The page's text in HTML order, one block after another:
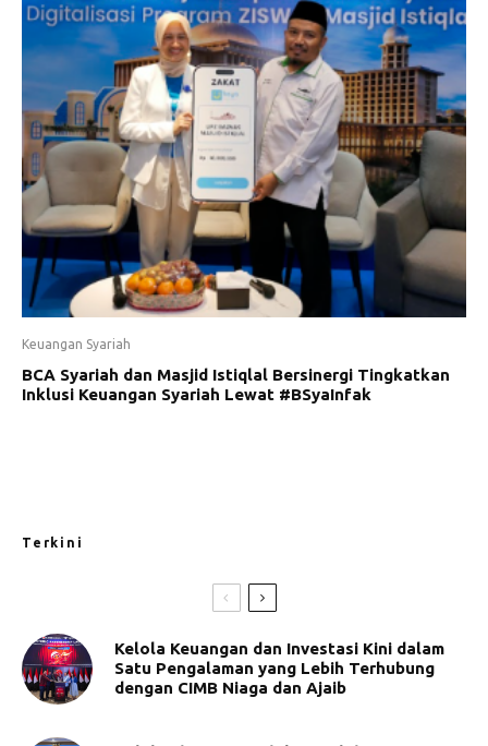
Keuangan Syariah
BCA Syariah dan Masjid Istiqlal Bersinergi Tingkatkan
Inklusi Keuangan Syariah Lewat #BSyaInfak
Terkini
Kelola Keuangan dan Investasi Kini dalam
Satu Pengalaman yang Lebih Terhubung
dengan CIMB Niaga dan Ajaib